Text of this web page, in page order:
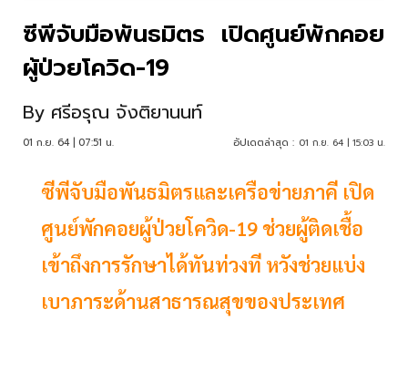
ซีพีจับมือพันธมิตร เปิดศูนย์พักคอย
ผู้ป่วยโควิด-19
By ศรีอรุณ จังติยานนท์
01 ก.ย. 64 | 07:51 น. อัปเดตล่าสุด : 01 ก.ย. 64 | 15:03 น.
ซีพีจับมือพันธมิตรและเครือข่ายภาคี เปิด
ศูนย์พักคอยผู้ป่วยโควิด-19 ช่วยผู้ติดเชื้อ
เข้าถึงการรักษาได้ทันท่วงที หวังช่วยแบ่ง
เบาภาระด้านสาธารณสุขของประเทศ